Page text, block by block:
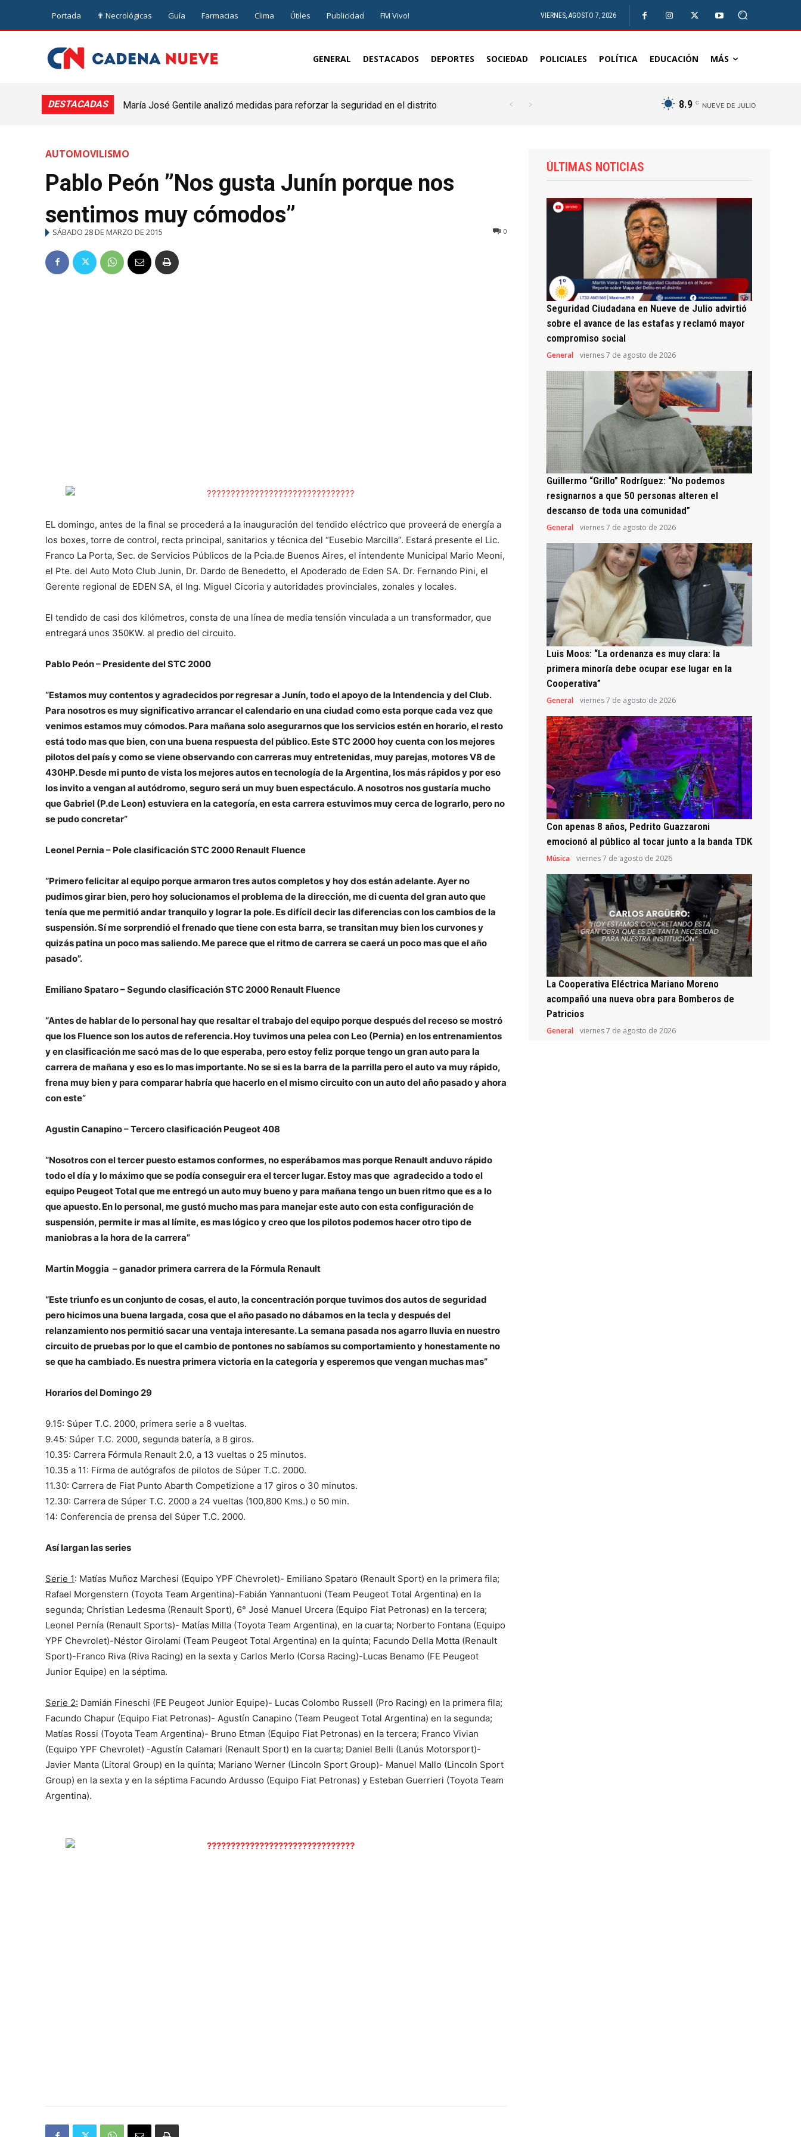
Portada ✟ Necrológicas Guía Farmacias Clima Útiles Publicidad FM Vivo! VIERNES, AGOSTO 7, 2026
GENERAL DESTACADOS DEPORTES SOCIEDAD POLICIALES POLÍTICA EDUCACIÓN MÁS
DESTACADAS
María José Gentile analizó medidas para reforzar la seguridad en el distrito
8.9 C NUEVE DE JULIO
AUTOMOVILISMO
Pablo Peón ”Nos gusta Junín porque nos
sentimos muy cómodos”
SÁBADO 28 DE MARZO DE 2015 0
EL domingo, antes de la final se procederá a la inauguración del tendido eléctrico que proveerá de energía a
los boxes, torre de control, recta principal, sanitarios y técnica del “Eusebio Marcilla”. Estará presente el Lic.
Franco La Porta, Sec. de Servicios Públicos de la Pcia.de Buenos Aires, el intendente Municipal Mario Meoni,
el Pte. del Auto Moto Club Junin, Dr. Dardo de Benedetto, el Apoderado de Eden SA. Dr. Fernando Pini, el
Gerente regional de EDEN SA, el Ing. Miguel Cicoria y autoridades provinciales, zonales y locales.
El tendido de casi dos kilómetros, consta de una línea de media tensión vinculada a un transformador, que
entregará unos 350KW. al predio del circuito.
Pablo Peón – Presidente del STC 2000
“Estamos muy contentos y agradecidos por regresar a Junín, todo el apoyo de la Intendencia y del Club.
Para nosotros es muy significativo arrancar el calendario en una ciudad como esta porque cada vez que
venimos estamos muy cómodos. Para mañana solo asegurarnos que los servicios estén en horario, el resto
está todo mas que bien, con una buena respuesta del público. Este STC 2000 hoy cuenta con los mejores
pilotos del país y como se viene observando con carreras muy entretenidas, muy parejas, motores V8 de
430HP. Desde mi punto de vista los mejores autos en tecnología de la Argentina, los más rápidos y por eso
los invito a vengan al autódromo, seguro será un muy buen espectáculo. A nosotros nos gustaría mucho
que Gabriel (P.de Leon) estuviera en la categoría, en esta carrera estuvimos muy cerca de lograrlo, pero no
se pudo concretar”
Leonel Pernia – Pole clasificación STC 2000 Renault Fluence
“Primero felicitar al equipo porque armaron tres autos completos y hoy dos están adelante. Ayer no
pudimos girar bien, pero hoy solucionamos el problema de la dirección, me di cuenta del gran auto que
tenía que me permitió andar tranquilo y lograr la pole. Es difícil decir las diferencias con los cambios de la
suspensión. Sí me sorprendió el frenado que tiene con esta barra, se transitan muy bien los curvones y
quizás patina un poco mas saliendo. Me parece que el ritmo de carrera se caerá un poco mas que el año
pasado”.
Emiliano Spataro – Segundo clasificación STC 2000 Renault Fluence
“Antes de hablar de lo personal hay que resaltar el trabajo del equipo porque después del receso se mostró
que los Fluence son los autos de referencia. Hoy tuvimos una pelea con Leo (Pernia) en los entrenamientos
y en clasificación me sacó mas de lo que esperaba, pero estoy feliz porque tengo un gran auto para la
carrera de mañana y eso es lo mas importante. No se si es la barra de la parrilla pero el auto va muy rápido,
frena muy bien y para comparar habría que hacerlo en el mismo circuito con un auto del año pasado y ahora
con este”
Agustin Canapino – Tercero clasificación Peugeot 408
“Nosotros con el tercer puesto estamos conformes, no esperábamos mas porque Renault anduvo rápido
todo el día y lo máximo que se podía conseguir era el tercer lugar. Estoy mas que agradecido a todo el
equipo Peugeot Total que me entregó un auto muy bueno y para mañana tengo un buen ritmo que es a lo
que apuesto. En lo personal, me gustó mucho mas para manejar este auto con esta configuración de
suspensión, permite ir mas al límite, es mas lógico y creo que los pilotos podemos hacer otro tipo de
maniobras a la hora de la carrera”
Martin Moggia – ganador primera carrera de la Fórmula Renault
“Este triunfo es un conjunto de cosas, el auto, la concentración porque tuvimos dos autos de seguridad
pero hicimos una buena largada, cosa que el año pasado no dábamos en la tecla y después del
relanzamiento nos permitió sacar una ventaja interesante. La semana pasada nos agarro lluvia en nuestro
circuito de pruebas por lo que el cambio de pontones no sabíamos su comportamiento y honestamente no
se que ha cambiado. Es nuestra primera victoria en la categoría y esperemos que vengan muchas mas”
Horarios del Domingo 29
9.15: Súper T.C. 2000, primera serie a 8 vueltas.
9.45: Súper T.C. 2000, segunda batería, a 8 giros.
10.35: Carrera Fórmula Renault 2.0, a 13 vueltas o 25 minutos.
10.35 a 11: Firma de autógrafos de pilotos de Súper T.C. 2000.
11.30: Carrera de Fiat Punto Abarth Competizione a 17 giros o 30 minutos.
12.30: Carrera de Súper T.C. 2000 a 24 vueltas (100,800 Kms.) o 50 min.
14: Conferencia de prensa del Súper T.C. 2000.
Así largan las series
Serie 1: Matías Muñoz Marchesi (Equipo YPF Chevrolet)- Emiliano Spataro (Renault Sport) en la primera fila;
Rafael Morgenstern (Toyota Team Argentina)-Fabián Yannantuoni (Team Peugeot Total Argentina) en la
segunda; Christian Ledesma (Renault Sport), 6° José Manuel Urcera (Equipo Fiat Petronas) en la tercera;
Leonel Pernía (Renault Sports)- Matías Milla (Toyota Team Argentina), en la cuarta; Norberto Fontana (Equipo
YPF Chevrolet)-Néstor Girolami (Team Peugeot Total Argentina) en la quinta; Facundo Della Motta (Renault
Sport)-Franco Riva (Riva Racing) en la sexta y Carlos Merlo (Corsa Racing)-Lucas Benamo (FE Peugeot
Junior Equipe) en la séptima.
Serie 2: Damián Fineschi (FE Peugeot Junior Equipe)- Lucas Colombo Russell (Pro Racing) en la primera fila;
Facundo Chapur (Equipo Fiat Petronas)- Agustín Canapino (Team Peugeot Total Argentina) en la segunda;
Matías Rossi (Toyota Team Argentina)- Bruno Etman (Equipo Fiat Petronas) en la tercera; Franco Vivian
(Equipo YPF Chevrolet) -Agustín Calamari (Renault Sport) en la cuarta; Daniel Belli (Lanús Motorsport)-
Javier Manta (Litoral Group) en la quinta; Mariano Werner (Lincoln Sport Group)- Manuel Mallo (Lincoln Sport
Group) en la sexta y en la séptima Facundo Ardusso (Equipo Fiat Petronas) y Esteban Guerrieri (Toyota Team
Argentina).
ÚLTIMAS NOTICIAS
Seguridad Ciudadana en Nueve de Julio advirtió
sobre el avance de las estafas y reclamó mayor
compromiso social
General viernes 7 de agosto de 2026
Guillermo “Grillo” Rodríguez: “No podemos
resignarnos a que 50 personas alteren el
descanso de toda una comunidad”
General viernes 7 de agosto de 2026
Luis Moos: “La ordenanza es muy clara: la
primera minoría debe ocupar ese lugar en la
Cooperativa”
General viernes 7 de agosto de 2026
Con apenas 8 años, Pedrito Guazzaroni
emocionó al público al tocar junto a la banda TDK
Música viernes 7 de agosto de 2026
La Cooperativa Eléctrica Mariano Moreno
acompañó una nueva obra para Bomberos de
Patricios
General viernes 7 de agosto de 2026